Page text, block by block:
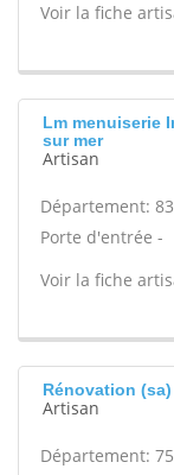
Voir la fiche
Lm menuiserie
sur mer
Artisan
Département: 83
Porte d'entrée -
Voir la fiche
Rénovation (sa)
Artisan
Département: 75